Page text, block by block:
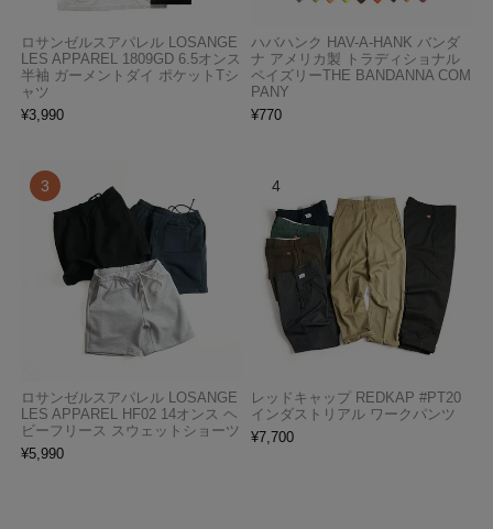
ロサンゼルスアパレル LOSANGE
LES APPAREL 1809GD 6.5オンス
半袖 ガーメントダイ ポケットTシ
ャツ
¥3,990
ハバハンク HAV-A-HANK バンダ
ナ アメリカ製 トラディショナル
ペイズリーTHE BANDANNA COM
PANY
¥770
ロサンゼルスアパレル LOSANGE
LES APPAREL HF02 14オンス ヘ
ビーフリース スウェットショーツ
¥5,990
レッドキャップ REDKAP #PT20
インダストリアル ワークパンツ
¥7,700